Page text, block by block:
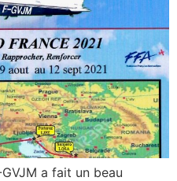
a fait un beau